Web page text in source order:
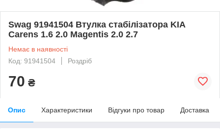
Swag 91941504 Втулка стабілізатора KIA
Carens 1.6 2.0 Magentis 2.0 2.7
Немає в наявності
Код: 91941504
Роздріб
70 ₴
Опис Характеристики Відгуки про товар Доставка